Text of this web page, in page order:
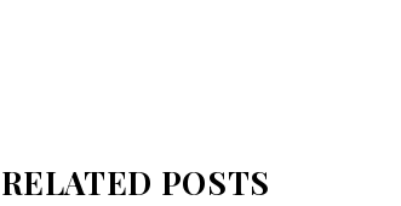
RELATED POSTS